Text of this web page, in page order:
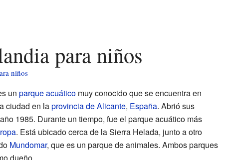
para niños
niños
un parque acuáticomuy conocido que se encuentra en
ciudad en laprovincia de Alicante, España. Abrió sus
1985. Durante un tiempo, fue el parque acuático más
. Está ubicado cerca de la Sierra Helada, junto a otro
Mundomar, que es un parque de animales. Ambos parques